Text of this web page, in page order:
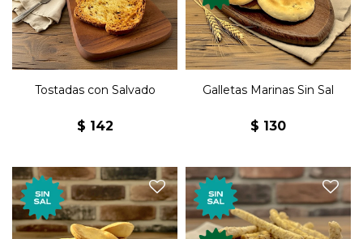
Tostadas con Salvado
$ 142
Galletas Marinas Sin Sal
$ 130